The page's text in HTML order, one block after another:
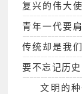
复兴的伟大
青年一代要
传统却是我
要不忘记历
文明的